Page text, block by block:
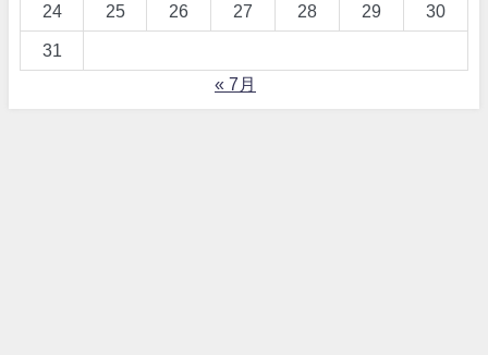
24 25 26 27 28 29 30
31
« 7月